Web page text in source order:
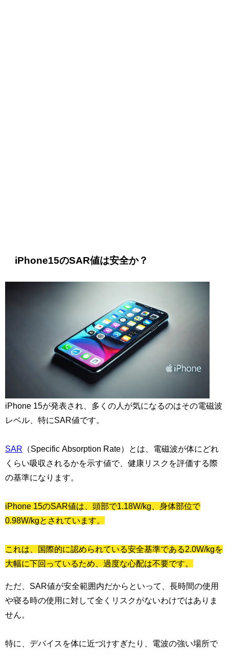
iPhone15のSAR値は安全か？
iPhone 15が発表され、多くの人が気になるのはその電磁波
レベル、特にSAR値です。
SAR （Specific Absorption Rate）とは、電磁波が体にどれ
くらい吸収されるかを示す値で、健康リスクを評価する際
の基準になります。
iPhone 15のSAR値は、頭部で1.18W/kg、身体部位で
0.98W/kgとされています。
これは、国際的に認められている安全基準である2.0W/kgを
大幅に下回っているため、過度な心配は不要です。
ただ、SAR値が安全範囲内だからといって、長時間の使用
や寝る時の使用に対して全くリスクがないわけではありま
せん。
特に、デバイスを体に近づけすぎたり、電波の強い場所で